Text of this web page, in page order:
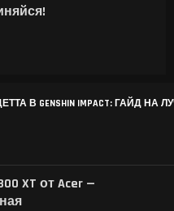
В GENSHIN IMPACT: ГАЙД НА
XT от Acer —